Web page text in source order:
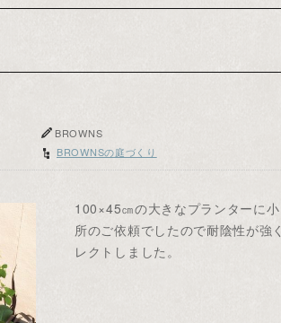
BROWNS
BROWNSの庭づくり
100×45㎝の大きなプランターに
所のご依頼でしたので耐陰性が強
レクトしました。